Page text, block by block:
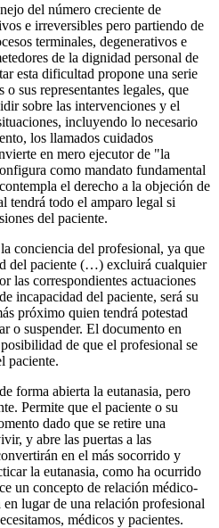
del número creciente de
e irreversibles pero partiendo de
terminales, degenerativos e
de la dignidad personal de
esta dificultad propone una serie
o sus representantes legales, que
sobre las intervenciones y el
incluyendo lo necesario
los llamados cuidados
en mero ejecutor de "la
como mandato fundamental
el derecho a la objeción de
tendrá todo el amparo legal si
del paciente.
conciencia del profesional, ya que
del paciente (…) excluirá cualquier
las correspondientes actuaciones
incapacidad del paciente, será su
próximo quien tendrá potestad
o suspender. El documento en
de que el profesional se
paciente.
forma abierta la eutanasia, pero
Permite que el paciente o su
dado que se retire una
y abre las puertas a las
en el más socorrido y
la eutanasia, como ha ocurrido
un concepto de relación médico-
en lugar de una relación profesional
médicos y pacientes.